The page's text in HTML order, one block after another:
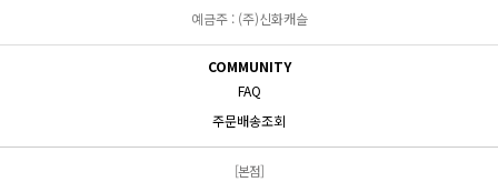
예금주 : (주)신화캐슬
COMMUNITY
FAQ
주문배송조회
[본점]